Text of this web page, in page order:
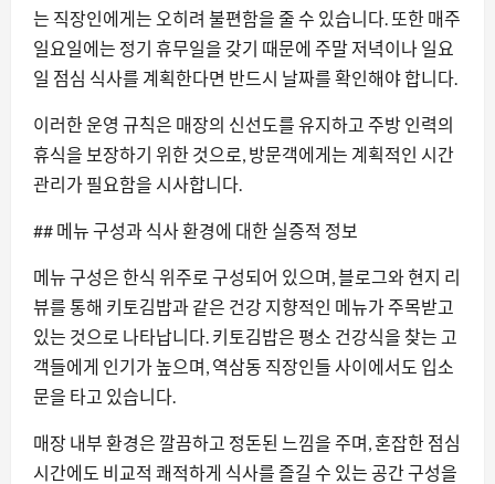
는 직장인에게는 오히려 불편함을 줄 수 있습니다. 또한 매주
일요일에는 정기 휴무일을 갖기 때문에 주말 저녁이나 일요
일 점심 식사를 계획한다면 반드시 날짜를 확인해야 합니다.
이러한 운영 규칙은 매장의 신선도를 유지하고 주방 인력의
휴식을 보장하기 위한 것으로, 방문객에게는 계획적인 시간
관리가 필요함을 시사합니다.
## 메뉴 구성과 식사 환경에 대한 실증적 정보
메뉴 구성은 한식 위주로 구성되어 있으며, 블로그와 현지 리
뷰를 통해 키토김밥과 같은 건강 지향적인 메뉴가 주목받고
있는 것으로 나타납니다. 키토김밥은 평소 건강식을 찾는 고
객들에게 인기가 높으며, 역삼동 직장인들 사이에서도 입소
문을 타고 있습니다.
매장 내부 환경은 깔끔하고 정돈된 느낌을 주며, 혼잡한 점심
시간에도 비교적 쾌적하게 식사를 즐길 수 있는 공간 구성을